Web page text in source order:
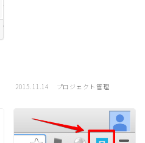
2015.11.14 プロジェクト管理